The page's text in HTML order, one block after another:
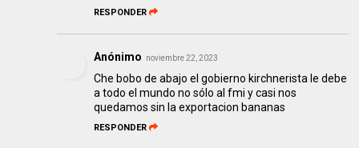
RESPONDER
Anónimo noviembre 22, 2023
Che bobo de abajo el gobierno kirchnerista le debe
a todo el mundo no sólo al fmi y casi nos
quedamos sin la exportacion bananas
RESPONDER